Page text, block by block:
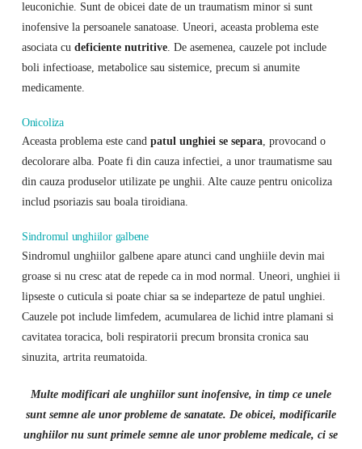
leuconichie. Sunt de obicei date de un traumatism minor si sunt
inofensive la persoanele sanatoase. Uneori, aceasta problema este
asociata cu deficiente nutritive. De asemenea, cauzele pot include
boli infectioase, metabolice sau sistemice, precum si anumite
medicamente.
Onicoliza
Aceasta problema este cand patul unghiei se separa, provocand o
decolorare alba. Poate fi din cauza infectiei, a unor traumatisme sau
din cauza produselor utilizate pe unghii. Alte cauze pentru onicoliza
includ psoriazis sau boala tiroidiana.
Sindromul unghiilor galbene
Sindromul unghiilor galbene apare atunci cand unghiile devin mai
groase si nu cresc atat de repede ca in mod normal. Uneori, unghiei ii
lipseste o cuticula si poate chiar sa se indeparteze de patul unghiei.
Cauzele pot include limfedem, acumularea de lichid intre plamani si
cavitatea toracica, boli respiratorii precum bronsita cronica sau
sinuzita, artrita reumatoida.
Multe modificari ale unghiilor sunt inofensive, in timp ce unele
sunt semne ale unor probleme de sanatate. De obicei, modificarile
unghiilor nu sunt primele semne ale unor probleme medicale, ci se